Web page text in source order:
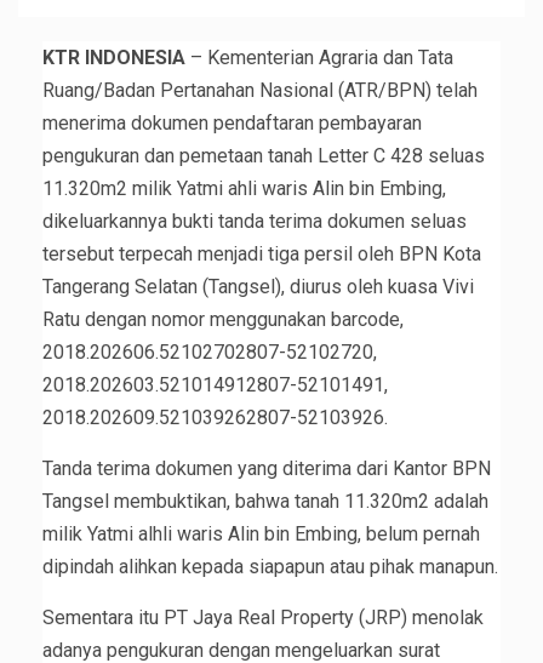
KTR INDONESIA – Kementerian Agraria dan Tata
Ruang/Badan Pertanahan Nasional (ATR/BPN) telah
menerima dokumen pendaftaran pembayaran
pengukuran dan pemetaan tanah Letter C 428 seluas
11.320m2 milik Yatmi ahli waris Alin bin Embing,
dikeluarkannya bukti tanda terima dokumen seluas
tersebut terpecah menjadi tiga persil oleh BPN Kota
Tangerang Selatan (Tangsel), diurus oleh kuasa Vivi
Ratu dengan nomor menggunakan barcode,
2018.202606.52102702807-52102720,
2018.202603.521014912807-52101491,
2018.202609.521039262807-52103926.
Tanda terima dokumen yang diterima dari Kantor BPN
Tangsel membuktikan, bahwa tanah 11.320m2 adalah
milik Yatmi alhli waris Alin bin Embing, belum pernah
dipindah alihkan kepada siapapun atau pihak manapun.
Sementara itu PT Jaya Real Property (JRP) menolak
adanya pengukuran dengan mengeluarkan surat